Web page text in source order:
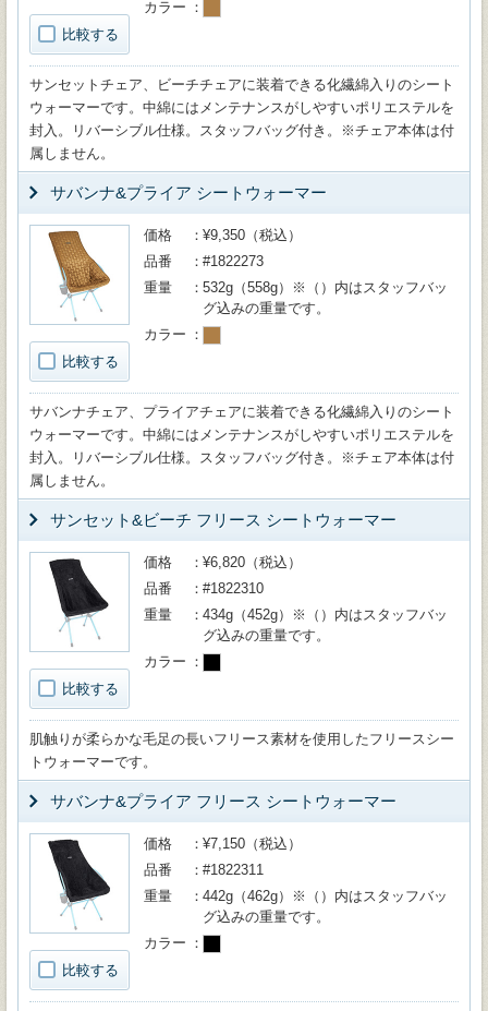
比較する
カラー
サンセットチェア、ビーチチェアに装着できる化繊綿入りのシート
ウォーマーです。中綿にはメンテナンスがしやすいポリエステルを
封入。リバーシブル仕様。スタッフバッグ付き。※チェア本体は付
属しません。
サバンナ&プライア シートウォーマー
比較する
価格
¥9,350（税込）
品番
#1822273
重量
532g（558g）※（）内はスタッフバッ
グ込みの重量です。
カラー
サバンナチェア、プライアチェアに装着できる化繊綿入りのシート
ウォーマーです。中綿にはメンテナンスがしやすいポリエステルを
封入。リバーシブル仕様。スタッフバッグ付き。※チェア本体は付
属しません。
サンセット&ビーチ フリース シートウォーマー
比較する
価格
¥6,820（税込）
品番
#1822310
重量
434g（452g）※（）内はスタッフバッ
グ込みの重量です。
カラー
肌触りが柔らかな毛足の長いフリース素材を使用したフリースシー
トウォーマーです。
サバンナ&プライア フリース シートウォーマー
比較する
価格
¥7,150（税込）
品番
#1822311
重量
442g（462g）※（）内はスタッフバッ
グ込みの重量です。
カラー